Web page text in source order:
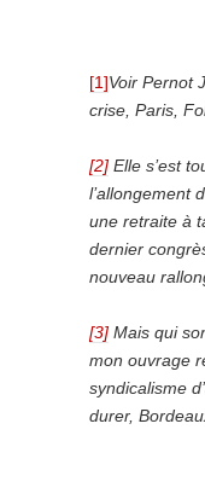
[1]Voir Pernot
crise, Paris,
[2] Elle s’est
l’allongement
une retraite à
dernier
nouveau
[3] Mais qui
mon ouvrage
syndicalisme
durer,